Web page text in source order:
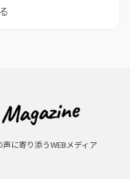
に寄り添うWEBメディア